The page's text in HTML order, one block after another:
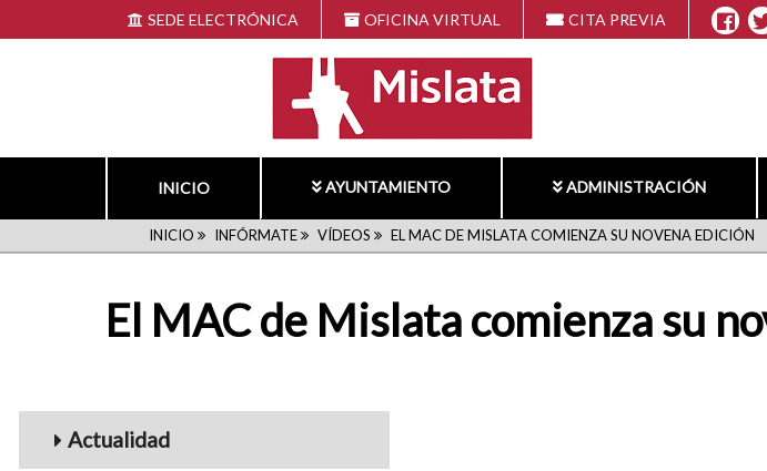
al
SEDE ELECTRÓNICA OFICINA VIRTUAL CITA PREVIA
INICIO AYUNTAMIENTO ADMINISTRACIÓN
RUTA
DE
INICIO INFÓRMATE VÍDEOS EL MAC DE MISLATA COMIENZA SU NOVENA EDICIÓN
El MAC de Mislata comienza su
Menu_Videos
Actualidad